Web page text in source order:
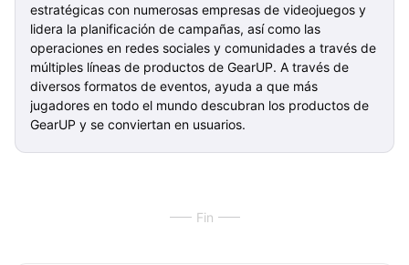
estratégicas con numerosas empresas de videojuegos y
lidera la planificación de campañas, así como las
operaciones en redes sociales y comunidades a través de
múltiples líneas de productos de GearUP. A través de
diversos formatos de eventos, ayuda a que más
jugadores en todo el mundo descubran los productos de
GearUP y se conviertan en usuarios.
Fin